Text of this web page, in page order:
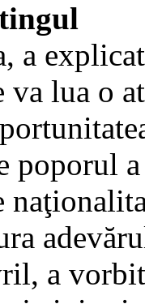
a
va lua o
poporul
a